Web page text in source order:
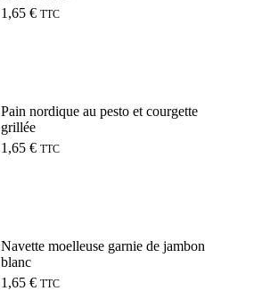
1,65 € TTC
Pain nordique au pesto et courgette
grillée
1,65 € TTC
Navette moelleuse garnie de jambon
blanc
1,65 € TTC